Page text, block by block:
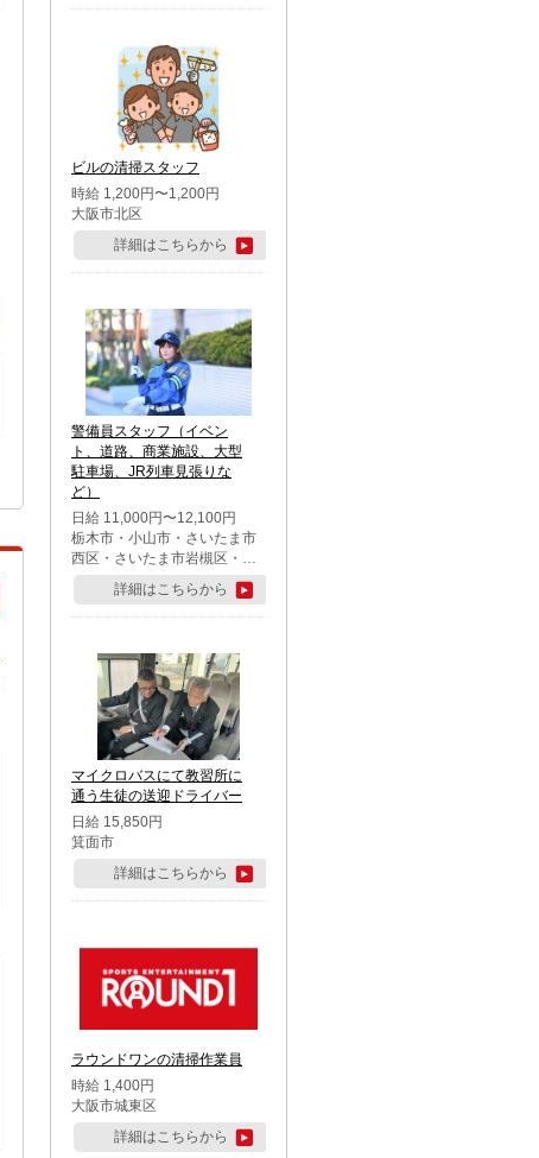
市・行田市・秩父市・所沢
市・鶴ケ島市・千葉市中央
区・市川市・松戸市・習志野
市・柏市・流山市・八千代
市・足立区・江戸川区・八王
子市・町田市
ビルの清掃スタッフ
時給 1,200円〜1,200円
大阪市北区
詳細はこちらから
警備員スタッフ（イベン
ト、道路、商業施設、大型
駐車場、JR列車見張りな
ど）
日給 11,000円〜12,100円
栃木市・小山市・さいたま市
西区・さいたま市岩槻区・久
喜市・蓮田市
詳細はこちらから
マイクロバスにて教習所に
通う生徒の送迎ドライバー
日給 15,850円
箕面市
詳細はこちらから
ラウンドワンの清掃作業員
時給 1,400円
大阪市城東区
詳細はこちらから